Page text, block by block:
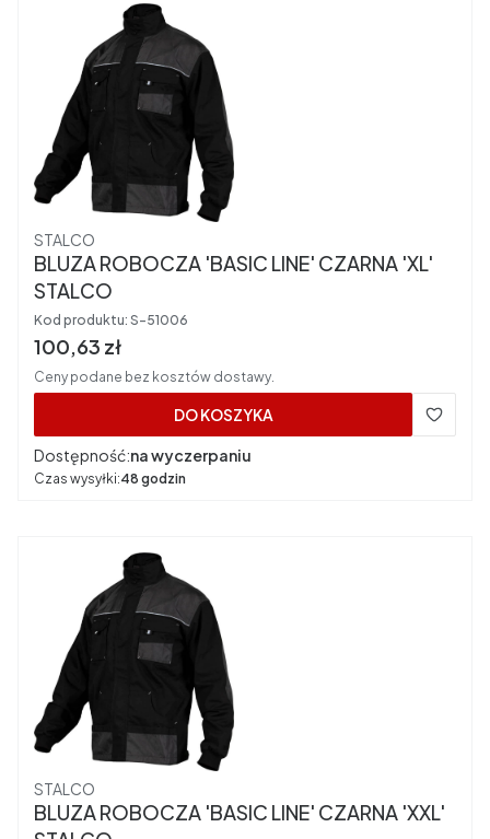
Producent
STALCO
BLUZA ROBOCZA 'BASIC LINE' CZARNA 'XL'
STALCO
Kod produktu: S-51006
Cena brutto
100,63 zł
Ceny podane bez kosztów dostawy.
DO KOSZYKA
Dostępność:na wyczerpaniu
Czas wysyłki:48 godzin
Producent
STALCO
BLUZA ROBOCZA 'BASIC LINE' CZARNA 'XXL'